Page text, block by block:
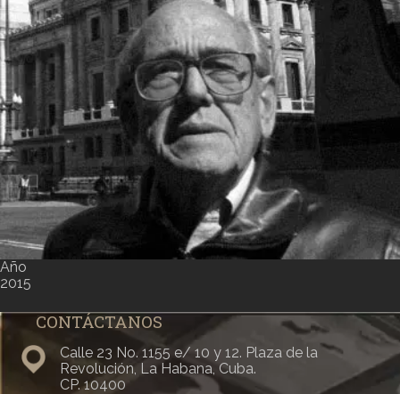
Año
2015
CONTÁCTANOS
Calle 23 No. 1155 e/ 10 y 12. Plaza de la
Revolución, La Habana, Cuba.
CP. 10400